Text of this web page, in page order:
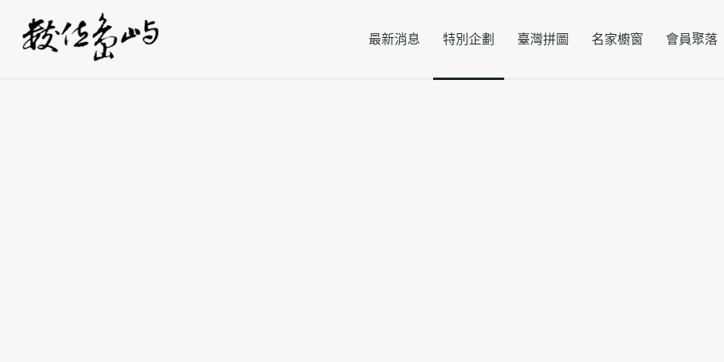
最新消息 特別企劃 臺灣拼圖 名家櫥窗 會員聚落